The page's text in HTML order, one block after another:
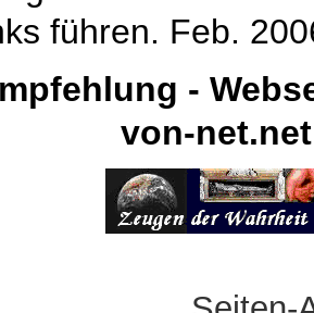
führen. Feb.
-
von-net.net